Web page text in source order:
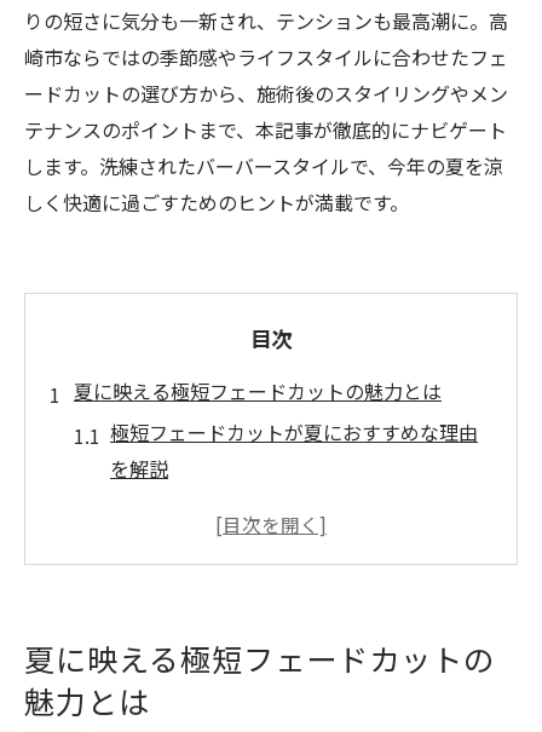
りの短さに気分も一新され、テンションも最高潮に。高
崎市ならではの季節感やライフスタイルに合わせたフェ
ードカットの選び方から、施術後のスタイリングやメン
テナンスのポイントまで、本記事が徹底的にナビゲート
します。洗練されたバーバースタイルで、今年の夏を涼
しく快適に過ごすためのヒントが満載です。
目次
夏に映える極短フェードカットの魅力とは
極短フェードカットが夏におすすめな理由
を解説
爽やかで清潔感あるフェードカットの特徴
魅力
夏の快適さを生むフェードカットの秘密
夏に映える極短フェードカットの
魅力とは